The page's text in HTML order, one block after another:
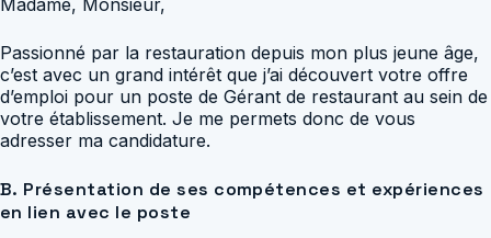
Passionné par la restauration depuis mon plus jeune âge,
c’est avec un grand intérêt que j’ai découvert votre offre
d’emploi pour un poste de Gérant de restaurant au sein de
votre établissement. Je me permets donc de vous
adresser ma candidature.
B. Présentation de ses compétences et expériences
en lien avec le poste